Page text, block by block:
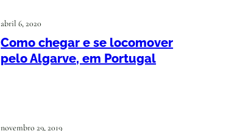
abril 6, 2020
Como chegar e se locomover
pelo Algarve, em Portugal
novembro 29, 2019